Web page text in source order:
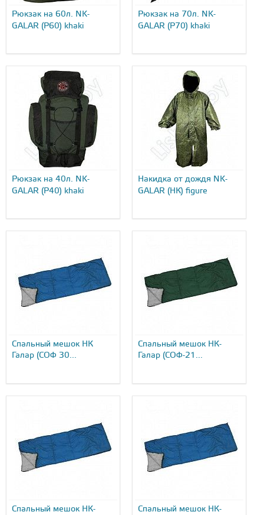
Рюкзак на 60л. NK-
GALAR (P60) khaki
Рюкзак на 70л. NK-
GALAR (P70) khaki
Рюкзак на 40л. NK-
GALAR (P40) khaki
Накидка от дождя NK-
GALAR (НК) figure
Спальный мешок НК
Галар (СОФ 30...
Спальный мешок НК-
Галар (СОФ-21...
Спальный мешок НК-
Спальный мешок НК-